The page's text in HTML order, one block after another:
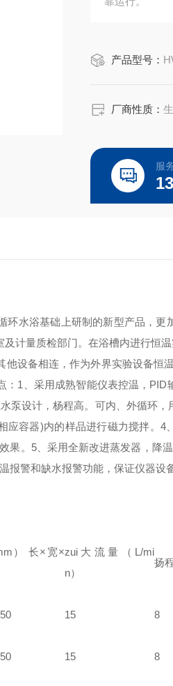
产品型号：
厂商性质：
服
环水浴基础上研制的新型产品，更
计量质检部门。在浴槽内进行恒
设备相连，作为外界实验设备恒
： 1、采用成熟智能仪表控温，PID
泵设计，杨程高。可内、外循环
应容器)内的样品进行磁力搅拌。 4
果。 5、采用全新改进蒸发器，降
报警和缺水报警功能，保证仪器设
） 长×宽×zui大流量（L/mi
n）
扬
15 8
15 8